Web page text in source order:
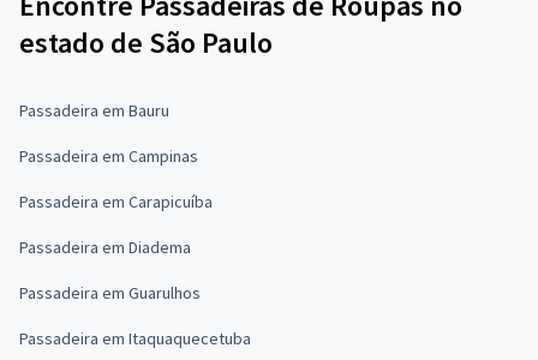
estado de São Paulo
Passadeira em Bauru
Passadeira em Campinas
Passadeira em Carapicuíba
Passadeira em Diadema
Passadeira em Guarulhos
Passadeira em Itaquaquecetuba